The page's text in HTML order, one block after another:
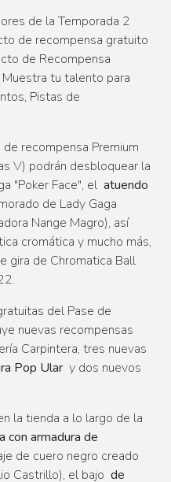
de la Temporada 2
de recompensa gratuito
de Recompensa
tu talento para
Pistas de
recompensa Premium
V) podrán desbloquear la
"Poker Face", el atuendo
de Lady Gaga
Nange Magro), así
cromática y mucho más,
gira de Chromatica Ball
del Pase de
nuevas recompensas
Carpintera, tres nuevas
Pop Ular y dos nuevos
la tienda a lo largo de la
con armadura de
de cuero negro creado
Castrillo), el bajo de